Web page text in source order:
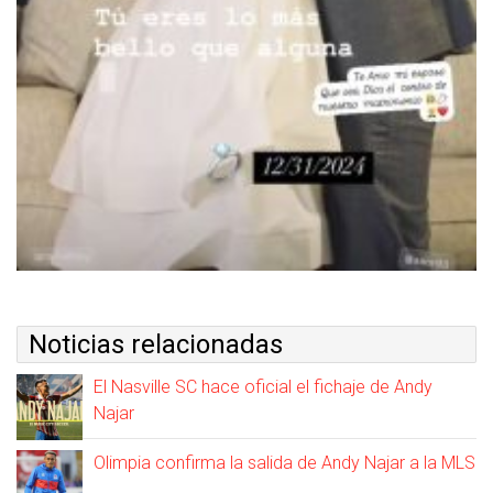
Noticias relacionadas
El Nasville SC hace oficial el fichaje de Andy
Najar
Olimpia confirma la salida de Andy Najar a la MLS